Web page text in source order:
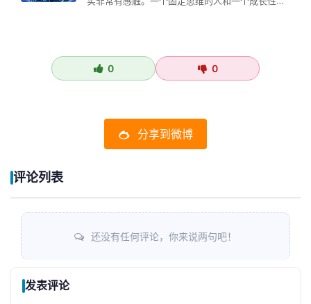
0 0
分享到微博
评论列表
还没有任何评论，你来说两句吧！
发表评论